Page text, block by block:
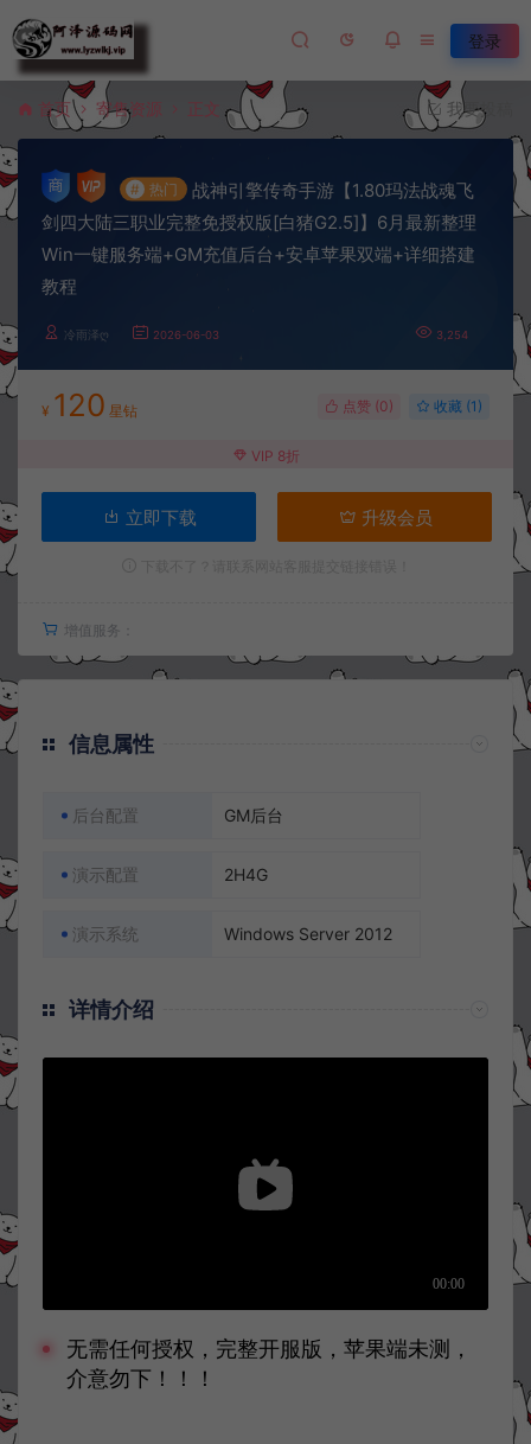
登录
首页 寄售资源 正文 我要投稿
# 热门
战神引擎传奇手游【1.80玛法战魂飞
剑四大陆三职业完整免授权版[白猪G2.5]】6月最新整理
Win一键服务端+GM充值后台+安卓苹果双端+详细搭建
教程
冷雨泽ღ 2026-06-03 3,254
¥ 120 星钻 点赞 (0) 收藏 (1)
VIP 8折
立即下载 升级会员
增值服务：
信息属性
后台配置 GM后台
演示配置 2H4G
演示系统 Windows Server 2012
详情介绍
无需任何授权，完整开服版，苹果端未测，
介意勿下！！！